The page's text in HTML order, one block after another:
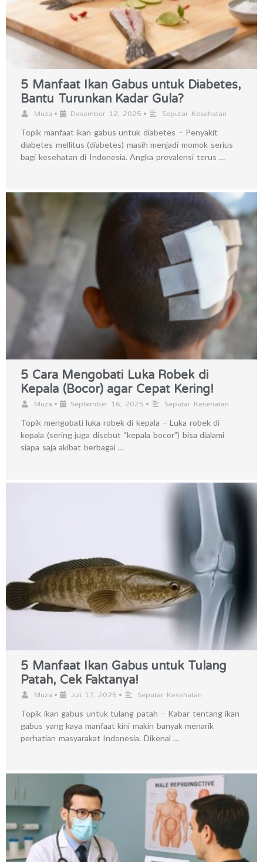
5 Manfaat Ikan Gabus untuk Diabetes,
Bantu Turunkan Kadar Gula?
Muza • Desember 12, 2025 • Seputar Kesehatan
Topik manfaat ikan gabus untuk diabetes – Penyakit
diabetes mellitus (diabetes) masih menjadi momok serius
bagi kesehatan di Indonesia. Angka prevalensi terus …
5 Cara Mengobati Luka Robek di
Kepala (Bocor) agar Cepat Kering!
Muza • September 16, 2025 • Seputar Kesehatan
Topik mengobati luka robek di kepala – Luka robek di
kepala (sering juga disebut “kepala bocor”) bisa dialami
siapa saja akibat berbagai …
5 Manfaat Ikan Gabus untuk Tulang
Patah, Cek Faktanya!
Muza • Juli 17, 2025 • Seputar Kesehatan
Topik ikan gabus untuk tulang patah – Kabar tentang ikan
gabus yang kaya manfaat kini makin banyak menarik
perhatian masyarakat Indonesia. Dikenal …